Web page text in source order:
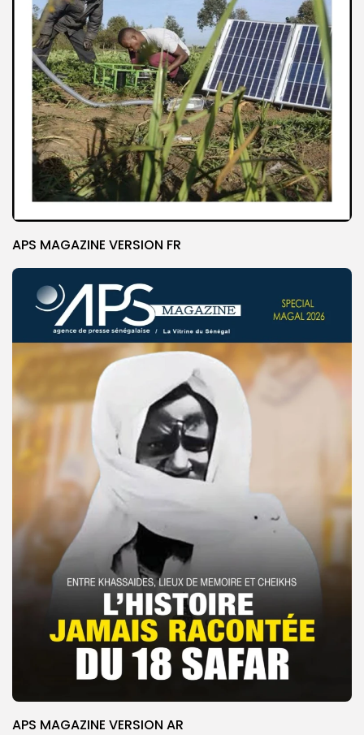
APS MAGAZINE VERSION FR
APS MAGAZINE VERSION AR